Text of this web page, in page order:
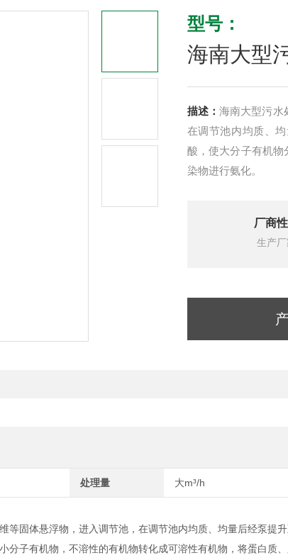
型号：
海南大型
描述： 海南大型污水
在调节池内均质、
酸，使大分子有机
染物进行氨化。
厂商
生产厂
处理量 大m³/h
等固体悬浮物，进入调节池，在调节池内均质、均量后经泵提
分子有机物，不溶性的有机物转化成可溶性有机物，将蛋白质